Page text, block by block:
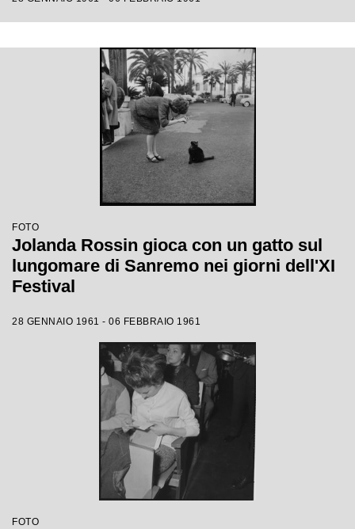
FOTO
Jolanda Rossin gioca con un gatto sul
lungomare di Sanremo nei giorni dell'XI
Festival
28 GENNAIO 1961 - 06 FEBBRAIO 1961
FOTO